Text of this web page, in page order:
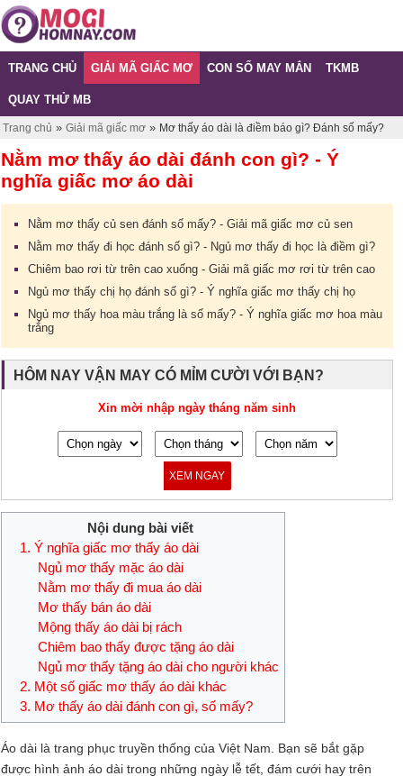
TRANG CHỦ GIẢI MÃ GIẤC MƠ CON SỐ MAY MẮN TKMB
QUAY THỬ MB
Trang chủ » Giải mã giấc mơ » Mơ thấy áo dài là điềm báo gì? Đánh số mấy?
Nằm mơ thấy áo dài đánh con gì? - Ý
nghĩa giấc mơ áo dài
Nằm mơ thấy củ sen đánh số mấy? - Giải mã giấc mơ củ sen
Nằm mơ thấy đi học đánh số gì? - Ngủ mơ thấy đi học là điềm gì?
Chiêm bao rơi từ trên cao xuống - Giải mã giấc mơ rơi từ trên cao
Ngủ mơ thấy chị họ đánh số gì? - Ý nghĩa giấc mơ thấy chị họ
Ngủ mơ thấy hoa màu trắng là số mấy? - Ý nghĩa giấc mơ hoa màu
trắng
HÔM NAY VẬN MAY CÓ MỈM CƯỜI VỚI BẠN?
Xin mời nhập ngày tháng năm sinh
XEM NGAY
Nội dung bài viết
1. Ý nghĩa giấc mơ thấy áo dài
Ngủ mơ thấy mặc áo dài
Nằm mơ thấy đi mua áo dài
Mơ thấy bán áo dài
Mộng thấy áo dài bị rách
Chiêm bao thấy được tặng áo dài
Ngủ mơ thấy tặng áo dài cho người khác
2. Một số giấc mơ thấy áo dài khác
3. Mơ thấy áo dài đánh con gì, số mấy?
Áo dài là trang phục truyền thống của Việt Nam. Bạn sẽ bắt gặp
được hình ảnh áo dài trong những ngày lễ tết, đám cưới hay trên